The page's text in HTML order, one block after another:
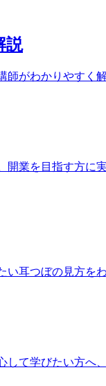
説
がわかりやすく
業を目指す方
耳つぼの見方を
て学びたい方へ